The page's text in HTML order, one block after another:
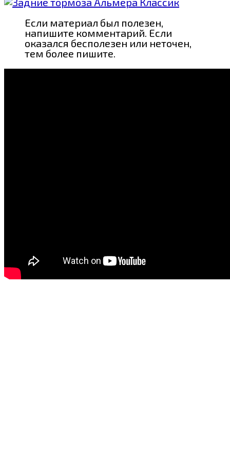
Если материал был полезен,
напишите комментарий. Если
оказался бесполезен или неточен,
тем более пишите.